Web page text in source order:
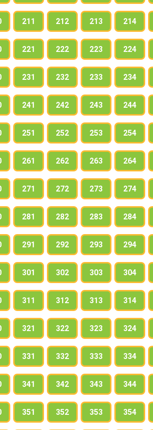
211 212 213 214
221 222 223 224
231 232 233 234
241 242 243 244
251 252 253 254
261 262 263 264
271 272 273 274
281 282 283 284
291 292 293 294
301 302 303 304
311 312 313 314
321 322 323 324
331 332 333 334
341 342 343 344
351 352 353 354